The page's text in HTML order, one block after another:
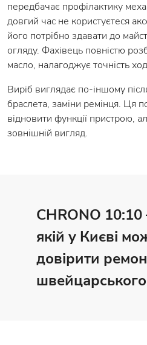
передбачає профілактику
довгий час не користуєтеся
його потрібно здавати до
огляду. Фахівець повністю
масло, налагоджує точність
Виріб виглядає по-іншому
браслета, заміни ремінця. Ця
відновити функції пристрою,
зовнішній вигляд.
CHRONO
якій у Києві
довірити